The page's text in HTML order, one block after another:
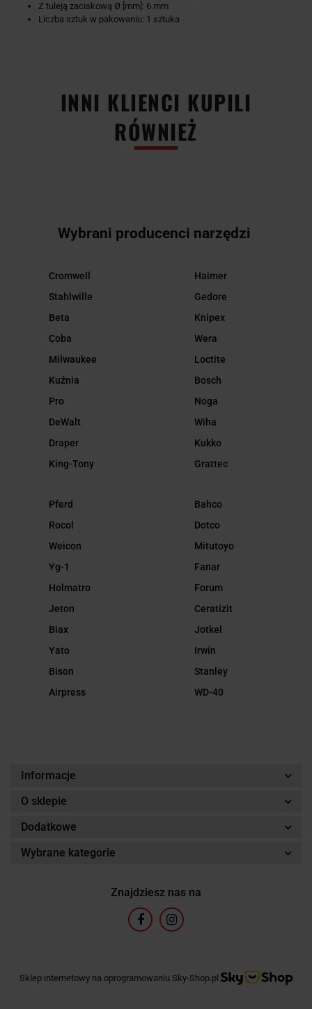
Z tuleją zaciskową Ø [mm]: 6 mm
Liczba sztuk w pakowaniu: 1 sztuka
INNI KLIENCI KUPILI
RÓWNIEŻ
Wybrani producenci narzędzi
Cromwell
Stahlwille
Beta
Coba
Milwaukee
Kuźnia
Pro
DeWalt
Draper
King-Tony
Haimer
Gedore
Knipex
Wera
Loctite
Bosch
Noga
Wiha
Kukko
Grattec
Pferd
Rocol
Weicon
Yg-1
Holmatro
Jeton
Biax
Yato
Bison
Airpress
Bahco
Dotco
Mitutoyo
Fanar
Forum
Ceratizit
Jotkel
Irwin
Stanley
WD-40
Informacje
O sklepie
Dodatkowe
Wybrane kategorie
Znajdziesz nas na
Sklep internetowy na oprogramowaniu Sky-Shop.pl